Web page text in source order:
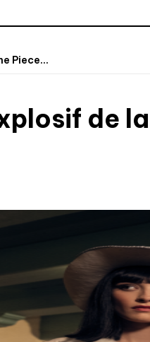
Piece...
de